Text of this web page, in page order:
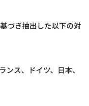
づき抽出した以下の対
ンス、ドイツ、日本、